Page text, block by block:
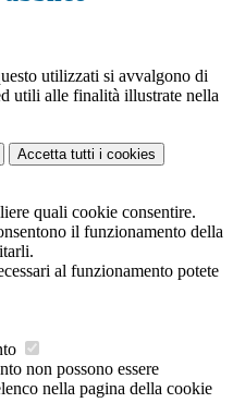
utilizzati si avvalgono di
utili alle finalità illustrate nella
Accetta tutti i cookies
quali cookie consentire.
il funzionamento della
al funzionamento potete
non possono essere
nella pagina della cookie